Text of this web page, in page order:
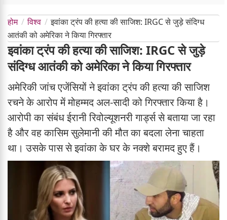
होम विश्व
इवांका ट्रंप की हत्या की साजिश: IRGC से जुड़े संदिग्ध
आतंकी को अमेरिका ने किया गिरफ्तार
इवांका ट्रंप की हत्या की साजिश: IRGC से जुड़े
संदिग्ध आतंकी को अमेरिका ने किया गिरफ्तार
अमेरिकी जांच एजेंसियों ने इवांका ट्रंप की हत्या की साजिश
रचने के आरोप में मोहम्मद अल-सादी को गिरफ्तार किया है।
आरोपी का संबंध ईरानी रिवोल्यूशनरी गार्ड्स से बताया जा रहा
है और वह कासिम सुलेमानी की मौत का बदला लेना चाहता
था। उसके पास से इवांका के घर के नक्शे बरामद हुए हैं।